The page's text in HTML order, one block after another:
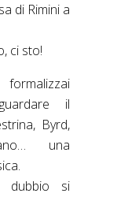
di Rimini a
ci sto!
il
Byrd,
una
dubbio si